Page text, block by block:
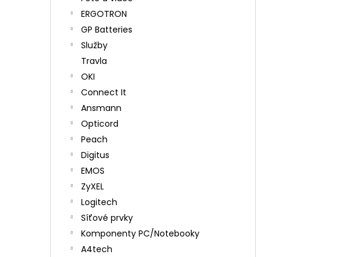
ERGOTRON
GP Batteries
Služby
Travla
OKI
Connect It
Ansmann
Opticord
Peach
Digitus
EMOS
ZyXEL
Logitech
Síťové prvky
Komponenty PC/Notebooky
A4tech